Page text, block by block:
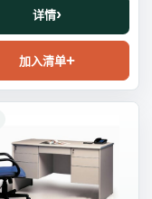
详情
加入清单